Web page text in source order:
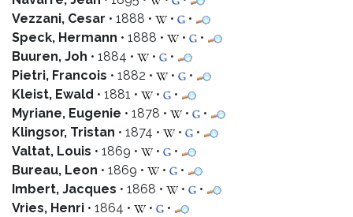
Vezzani, Cesar • 1888 • •
•
Speck, Hermann • 1888 • •
•
Buuren, Joh • 1884 • •
•
Pietri, Francois • 1882 • •
•
Kleist, Ewald • 1881 • •
•
Myriane, Eugenie • 1878 • •
•
Klingsor, Tristan • 1874 • •
•
Valtat, Louis • 1869 • •
•
Bureau, Leon • 1869 • •
•
Imbert, Jacques • 1868 • •
•
Vries, Henri • 1864 • •
•